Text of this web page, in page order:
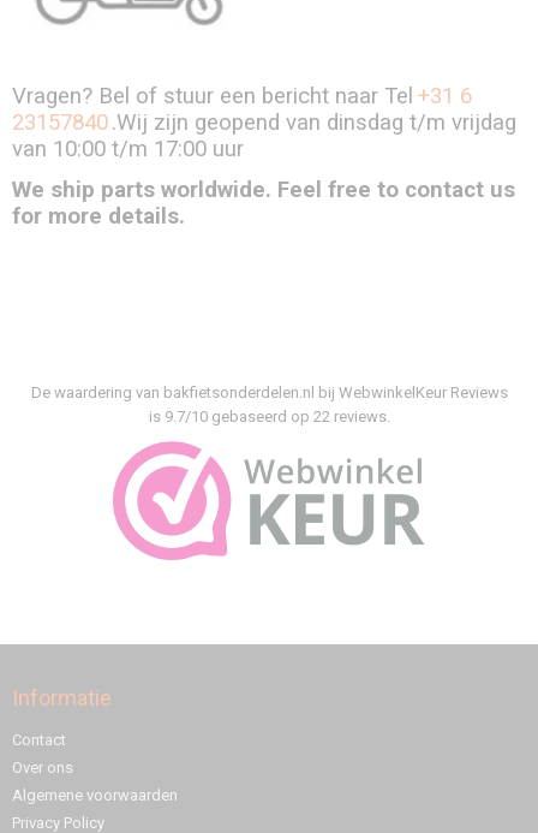
Vragen? Bel of stuur een bericht naar Tel +31 6
23157840.Wij zijn geopend van dinsdag t/m vrijdag
van 10:00 t/m 17:00 uur
We ship parts worldwide. Feel free to contact us
for more details.
De waardering van bakfietsonderdelen.nl bij WebwinkelKeur Reviews
is 9.7/10 gebaseerd op 22 reviews.
Informatie
Contact
Over ons
Algemene voorwaarden
Privacy Policy